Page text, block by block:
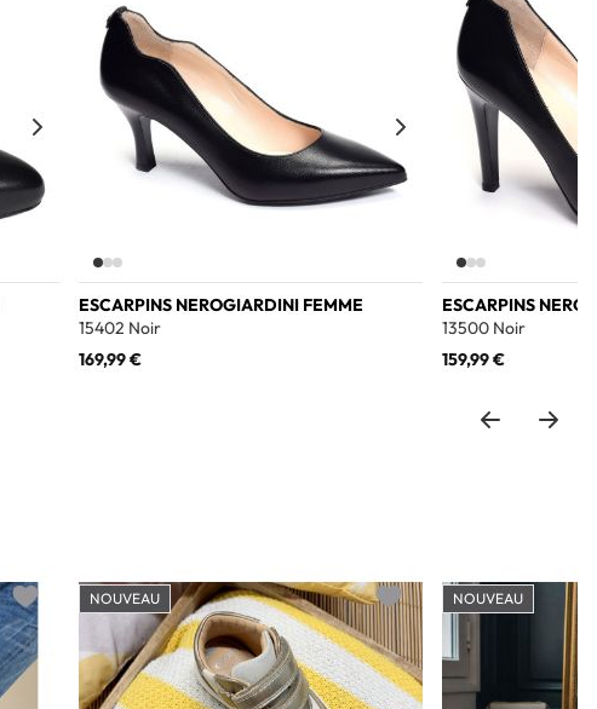
ESCARPINS NEROGIARDINI FEMME
15402 Noir
169,99 €
ESCARPINS
13500 Noir
159,99 €
Add to wishlist
NOUVEAU
Add to wishlist
NOUVEAU